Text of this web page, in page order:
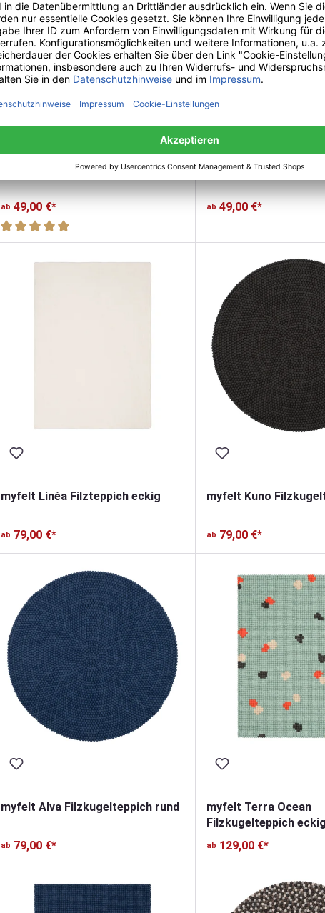
myfelt Kuno Filzteppich rund
ab 49,00 €*
Durchschnittliche Bewertung von 5 von 5 Sternen
myfelt Carl Filzteppich
ab 49,00 €*
myfelt Linéa Filzteppich eckig
ab 79,00 €*
myfelt Kuno
ab 79,00 €*
myfelt Alva Filzkugelteppich rund
ab 79,00 €*
myfelt Terra Ocean
Filzkugelteppich eckig
ab 129,00 €*